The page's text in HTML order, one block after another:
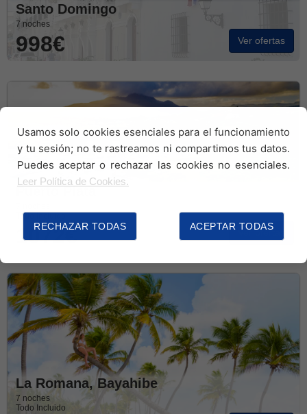
Usamos solo cookies esenciales para el funcionamiento
y tu sesión; no te rastreamos ni compartimos tus datos.
Puedes aceptar o rechazar las cookies no esenciales.
Leer Política de Cookies.
RECHAZAR TODAS ACEPTAR TODAS
Santo Domingo
7 noches
998€ Ver ofertas
Puerto Plata
Todo Incluido
1072€ Ver ofertas
La Romana, Bayahibe
7 noches
Todo Incluido